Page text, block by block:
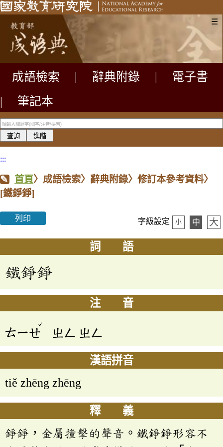
☰
成語檢索 辭典附錄
電子書
|
筆記本
:::
首頁〉成語檢索〉辭典附錄〉修訂本參考資料〉
[鐵錚錚]
列印 字級設定 小 中 大
詞 語
鐵錚錚
注 音
ㄊㄧㄝ
ˇ
ㄓㄥ ㄓㄥ
漢語拼音
tiě zhēng zhēng
釋 義
錚錚，金屬撞擊的聲音。鐵錚錚形容不